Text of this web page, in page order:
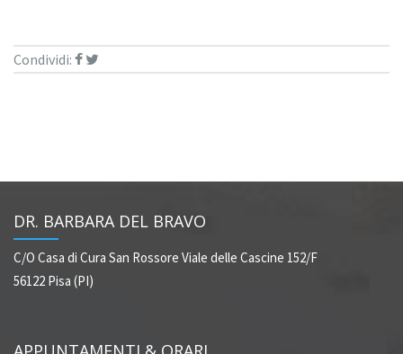
Condividi:
DR. BARBARA DEL BRAVO
C/O Casa di Cura San Rossore Viale delle Cascine 152/F
56122 Pisa (PI)